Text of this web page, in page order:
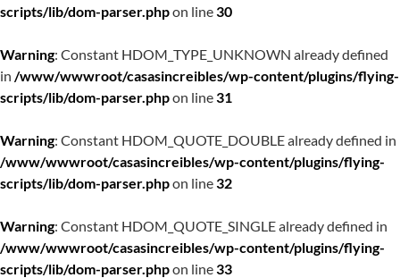
scripts/lib/dom-parser.phpon line30
Warning: Constant HDOM_TYPE_UNKNOWN already defined
in /www/wwwroot/casasincreibles/wp-content/plugins/flying-
scripts/lib/dom-parser.phpon line31
Warning: Constant HDOM_QUOTE_DOUBLE already defined in
/www/wwwroot/casasincreibles/wp-content/plugins/flying-
scripts/lib/dom-parser.phpon line32
Warning: Constant HDOM_QUOTE_SINGLE already defined in
/www/wwwroot/casasincreibles/wp-content/plugins/flying-
scripts/lib/dom-parser.phpon line33